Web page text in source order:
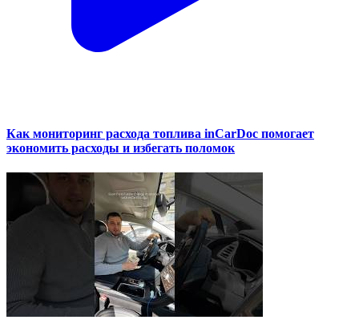
Как мониторинг расхода топлива inCarDoc помогает
экономить расходы и избегать поломок